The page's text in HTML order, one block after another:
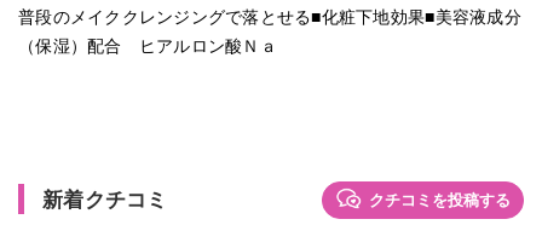
普段のメイククレンジングで落とせる■化粧下地効果■美容液成分
（保湿）配合 ヒアルロン酸Ｎａ
新着クチコミ クチコミを投稿する